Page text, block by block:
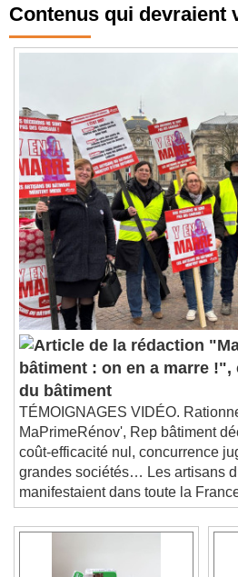
Contenus qui devraient
bâtiment : on en a marre !",
du bâtiment
TÉMOIGNAGES VIDÉO.
MaPrimeRénov', Rep bâtiment
coût-efficacité nul, concurrence
grandes sociétés… Les artisans
manifestaient dans toute la